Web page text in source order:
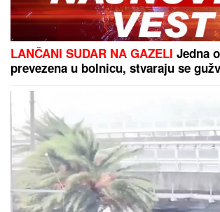
u Srbiji očekuju
grmljavinom